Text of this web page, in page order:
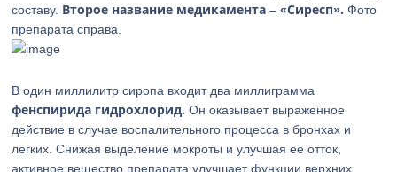
составу. Второе название медикамента – «Сиресп».Фото
препарата справа.
В один миллилитр сиропа входит два миллиграмма
фенспирида гидрохлорид. Он оказывает выраженное
действие в случае воспалительного процесса в бронхах и
легких. Снижая выделение мокроты и улучшая ее отток,
активное вещество препарата улучшает функции верхних